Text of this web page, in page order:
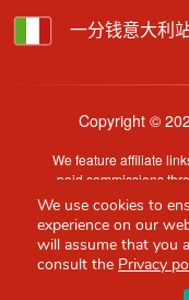
一分钱意大利
Copyright ©
We feature affiliate
paid commissions
Content is
information may
guidance only.
We use cookies to
experience on our
will assume that you
consult the Privacy